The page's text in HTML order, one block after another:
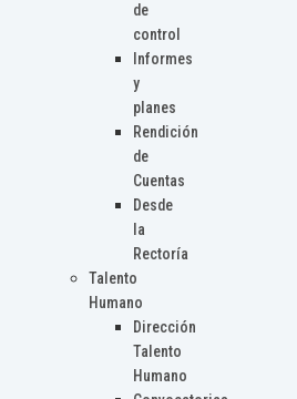
de
control
Informes
y
planes
Rendición
de
Cuentas
Desde
la
Rectoría
Talento
Humano
Dirección
Talento
Humano